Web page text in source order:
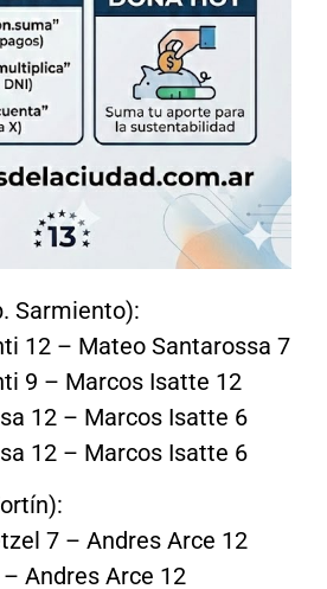
Sarmiento):
12 – Mateo Santarossa 7
9 – Marcos Isatte 12
12 – Marcos Isatte 6
12 – Marcos Isatte 6
7 – Andres Arce 12
Andres Arce 12